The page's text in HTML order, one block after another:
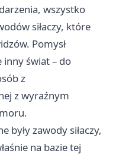
wszystko
siłaczy, które
Pomysł
inny świat – do
z
z wyraźnym
były zawody siłaczy,
na bazie tej